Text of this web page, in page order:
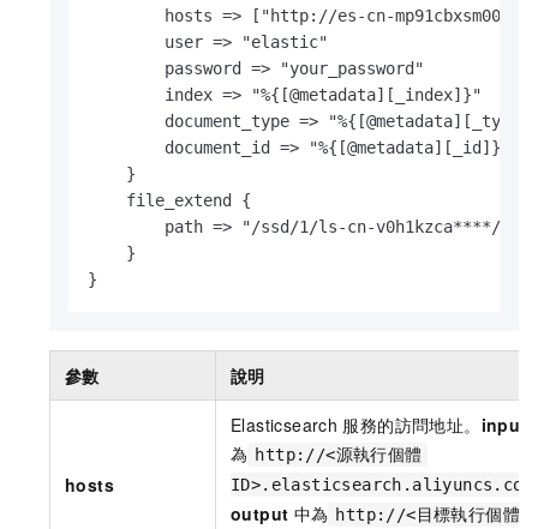
hosts => ["http://es-cn-
        user => "elastic"
        password => "your_password"
        index => "%{[@metadata][_index]}"
document_type =>
        document_id => "%{[@metadata][_id]}"
    }
    file_extend {
path => "/ssd/1/ls-cn-v0h1kzca****/
    }
}
參數 說明
hosts
Elasticsearch 服務的訪問地址。 input
為 http://<源執行個體
output 中為 http://<目標執行個體